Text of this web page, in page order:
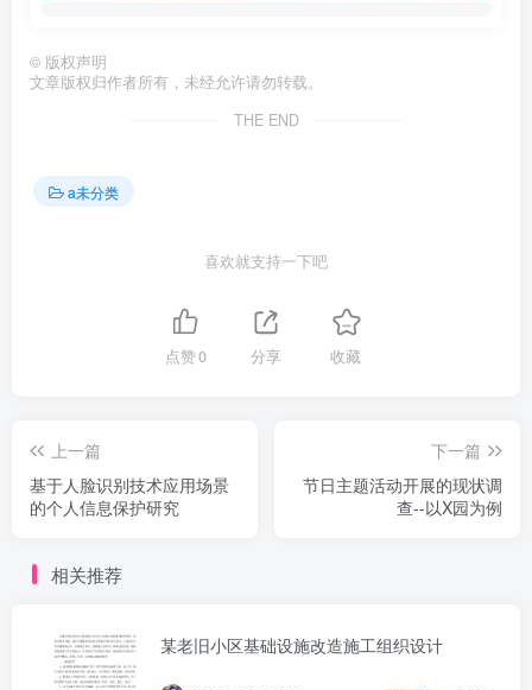
© 版权声明
文章版权归作者所有，未经允许请勿转载。
THE END
a未分类
喜欢就支持一下吧
点赞0 分享 收藏
上一篇
基于人脸识别技术应用场景
的个人信息保护研究
下一篇
节日主题活动开展的现状调
查--以X园为例
相关推荐
某老旧小区基础设施改造施工组织设计